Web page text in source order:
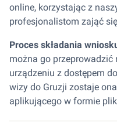
online, korzystając z
profesjonalistom zająć
Proces składania
można go przeprowadzić
urządzeniu z dostępem
wizy do Gruzji zostaje
aplikującego w formie